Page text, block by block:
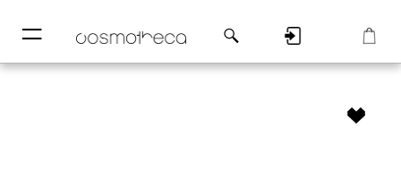
─
─ РегистрацияКорзина